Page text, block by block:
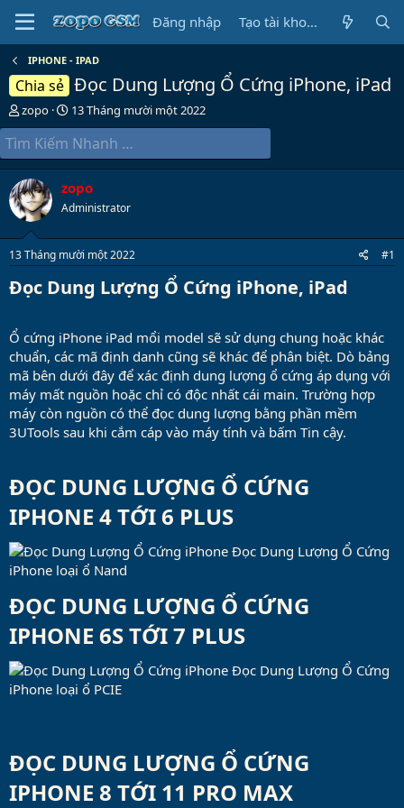
Đăng nhập Tạo tài khoản
IPHONE - IPAD
Chia sẻ Đọc Dung Lượng Ổ Cứng iPhone, iPad
B
ắ
t
đ
ầ
u
zopo
N
g
à
y
b
ắ
t
ầ
u
13 Tháng mười một 2022
zopo
Administrator
13 Tháng mười một 2022 #1
Đọc Dung Lượng Ổ Cứng iPhone, iPad​
Ổ cứng iPhone iPad mổi model sẽ sử dụng chung hoặc khác
chuẩn, các mã định danh cũng sẽ khác để phân biệt. Dò bảng
mã bên dưới đây để xác định dung lượng ổ cứng áp dụng với
máy mất nguồn hoặc chỉ có độc nhất cái main. Trường hợp
máy còn nguồn có thể đọc dung lượng bằng phần mềm
3UTools sau khi cắm cáp vào máy tính và bấm Tin cậy.
ĐỌC DUNG LƯỢNG Ổ CỨNG
IPHONE 4 TỚI 6 PLUS​
Đọc Dung Lượng Ổ Cứng
iPhone loại ổ Nand
ĐỌC DUNG LƯỢNG Ổ CỨNG
IPHONE 6S TỚI 7 PLUS​
Đọc Dung Lượng Ổ Cứng
iPhone loại ổ PCIE
ĐỌC DUNG LƯỢNG Ổ CỨNG
IPHONE 8 TỚI 11 PRO MAX​